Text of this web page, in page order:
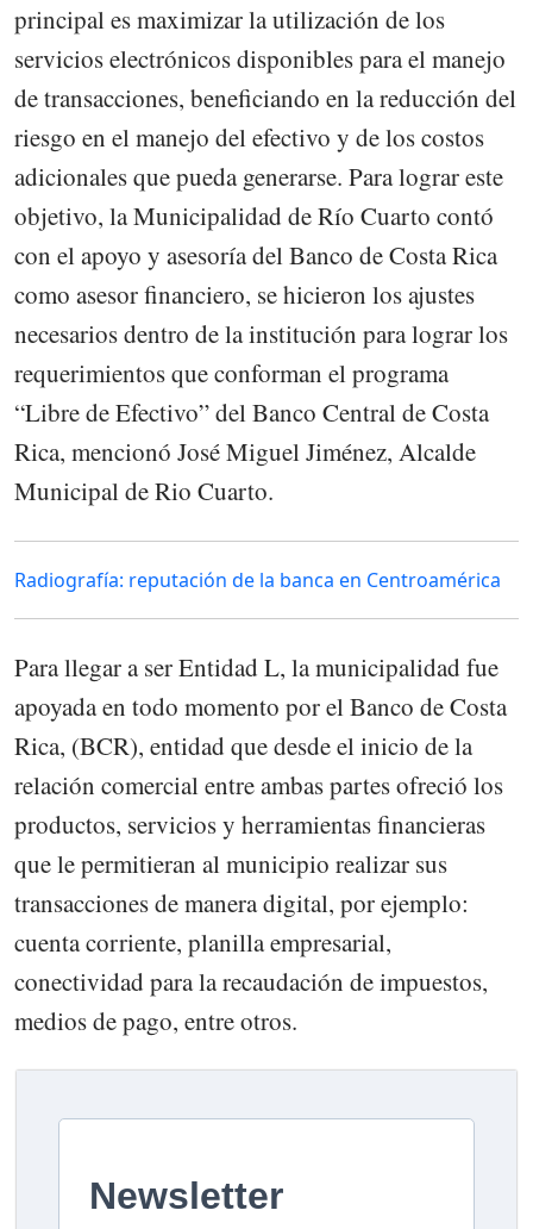
principal es maximizar la utilización de los
servicios electrónicos disponibles para el manejo
de transacciones, beneficiando en la reducción del
riesgo en el manejo del efectivo y de los costos
adicionales que pueda generarse. Para lograr este
objetivo, la Municipalidad de Río Cuarto contó
con el apoyo y asesoría del Banco de Costa Rica
como asesor financiero, se hicieron los ajustes
necesarios dentro de la institución para lograr los
requerimientos que conforman el programa
“Libre de Efectivo” del Banco Central de Costa
Rica, mencionó José Miguel Jiménez, Alcalde
Municipal de Rio Cuarto.
Radiografía: reputación de la banca en Centroamérica
Para llegar a ser Entidad L, la municipalidad fue
apoyada en todo momento por el Banco de Costa
Rica, (BCR), entidad que desde el inicio de la
relación comercial entre ambas partes ofreció los
productos, servicios y herramientas financieras
que le permitieran al municipio realizar sus
transacciones de manera digital, por ejemplo:
cuenta corriente, planilla empresarial,
conectividad para la recaudación de impuestos,
medios de pago, entre otros.